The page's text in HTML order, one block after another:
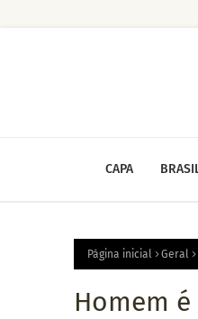
CAPA
Página inicial Geral
Homem